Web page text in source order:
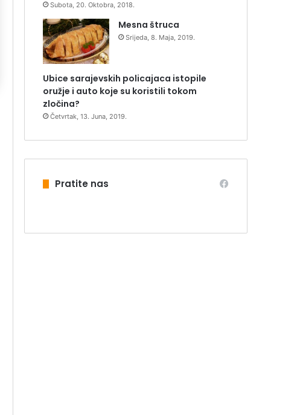
Subota, 20. Oktobra, 2018.
Mesna štruca
Srijeda, 8. Maja, 2019.
Ubice sarajevskih policajaca istopile
oružje i auto koje su koristili tokom
zločina?
Četvrtak, 13. Juna, 2019.
Pratite nas